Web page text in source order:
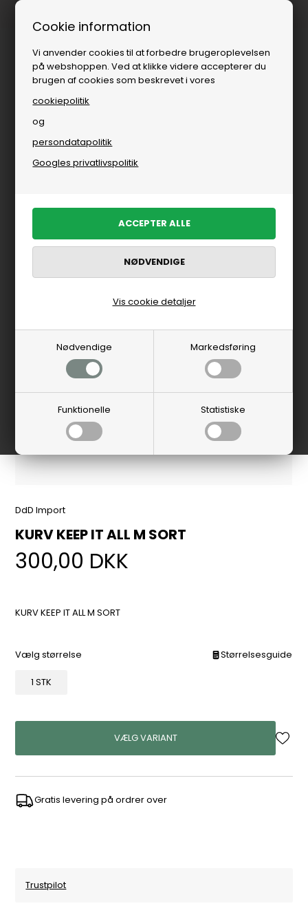
Cookie information
Vi anvender cookies til at forbedre brugeroplevelsen
på webshoppen. Ved at klikke videre accepterer du
brugen af cookies som beskrevet i vores
cookiepolitik
og
persondatapolitik
Googles privatlivspolitik
Nødvendige Markedsføring
Funktionelle Statistiske
Vis cookie detaljer
DdD Import
KURV KEEP IT ALL M SORT
300,00 DKK
KURV KEEP IT ALL M SORT
Vælg størrelse Størrelsesguide
1 STK
VÆLG VARIANT
Gratis levering på ordrer over
Trustpilot